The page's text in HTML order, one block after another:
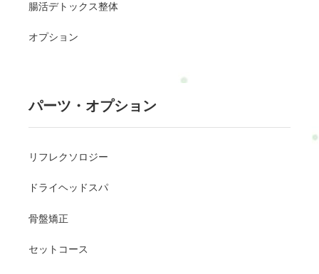
腸活デトックス整体
オプション
パーツ・オプション
リフレクソロジー
ドライヘッドスパ
骨盤矯正
セットコース